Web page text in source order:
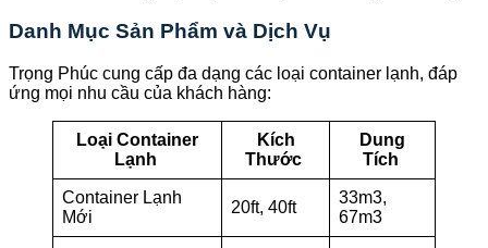
Danh Mục Sản Phẩm và Dịch Vụ
Trọng Phúc cung cấp đa dạng các loại container lạnh, đáp
ứng mọi nhu cầu của khách hàng:
Loại Container
Lạnh
Kích
Thước
Dung
Tích
Container Lạnh
Mới
20ft, 40ft
33m3,
67m3